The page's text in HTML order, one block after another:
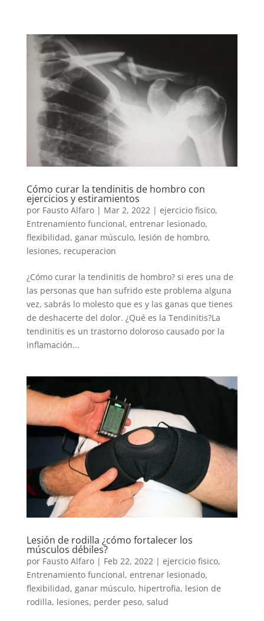
Cómo curar la tendinitis de hombro con
ejercicios y estiramientos
por Fausto Alfaro| Mar 2, 2022| ejercicio fisico,
Entrenamiento funcional, entrenar lesionado,
flexibilidad, ganar músculo, lesión de hombro,
lesiones, recuperacion
¿Cómo curar la tendinitis de hombro? si eres una de
las personas que han sufrido este problema alguna
vez, sabrás lo molesto que es y las ganas que tienes
de deshacerte del dolor. ¿Qué es la Tendinitis?La
tendinitis es un trastorno doloroso causado por la
inflamación...
Lesión de rodilla ¿cómo fortalecer los
músculos débiles?
por Fausto Alfaro| Feb 22, 2022| ejercicio fisico,
Entrenamiento funcional, entrenar lesionado,
flexibilidad, ganar músculo, hipertrofia, lesion de
rodilla, lesiones, perder peso, salud